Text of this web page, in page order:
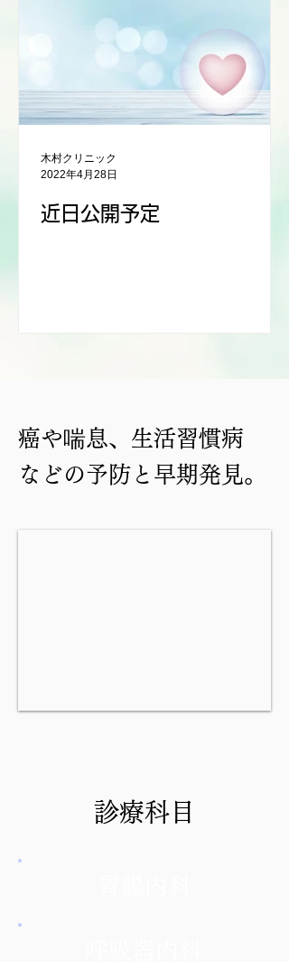
近日公開予定
木村クリニック
2022年4月28日
癌や喘息、生活習慣病
などの予防と早期発見。
診療科目